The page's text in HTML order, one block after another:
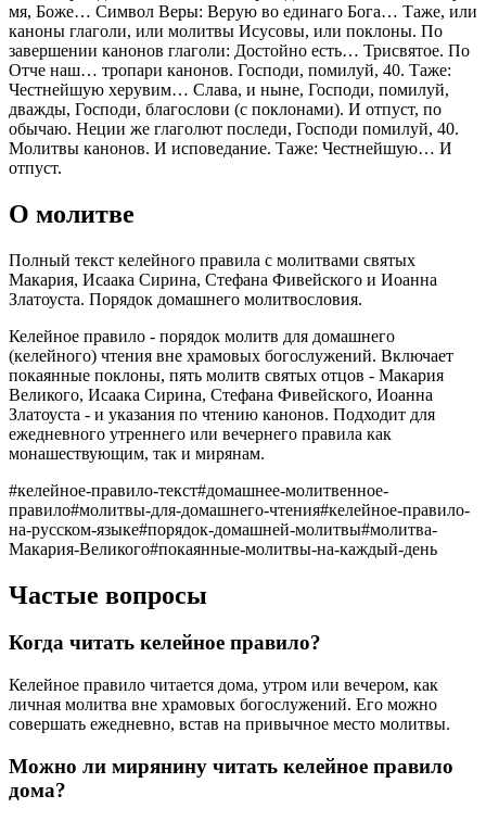
мя, Боже… Символ Веры: Верую во единаго Бога… Таже, или
каноны глаголи, или молитвы Исусовы, или поклоны. По
завершении канонов глаголи: Достойно есть… Трисвятое. По
Отче наш… тропари канонов. Господи, помилуй, 40. Таже:
Честнейшую херувим… Слава, и ныне, Господи, помилуй,
дважды, Господи, благослови (с поклонами). И отпуст, по
обычаю. Неции же глаголют последи, Господи помилуй, 40.
Молитвы канонов. И исповедание. Таже: Честнейшую… И
отпуст.
О молитве
Полный текст келейного правила с молитвами святых
Макария, Исаака Сирина, Стефана Фивейского и Иоанна
Златоуста. Порядок домашнего молитвословия.
Келейное правило - порядок молитв для домашнего
(келейного) чтения вне храмовых богослужений. Включает
покаянные поклоны, пять молитв святых отцов - Макария
Великого, Исаака Сирина, Стефана Фивейского, Иоанна
Златоуста - и указания по чтению канонов. Подходит для
ежедневного утреннего или вечернего правила как
монашествующим, так и мирянам.
#келейное-правило-текст#домашнее-молитвенное-
правило#молитвы-для-домашнего-чтения#келейное-правило-
на-русском-языке#порядок-домашней-молитвы#молитва-
Макария-Великого#покаянные-молитвы-на-каждый-день
Частые вопросы
Когда читать келейное правило?
Келейное правило читается дома, утром или вечером, как
личная молитва вне храмовых богослужений. Его можно
совершать ежедневно, встав на привычное место молитвы.
Можно ли мирянину читать келейное правило
дома?